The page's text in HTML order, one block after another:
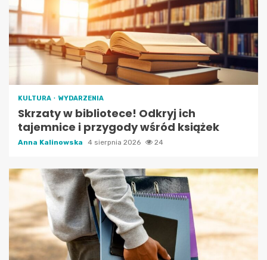
KULTURA WYDARZENIA
Skrzaty w bibliotece! Odkryj ich
tajemnice i przygody wśród książek
Anna Kalinowska 4 sierpnia 2026 24